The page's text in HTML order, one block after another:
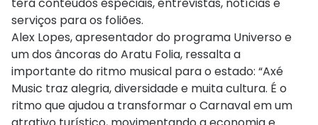
terá conteúdos especiais, entrevistas, notícias e
serviços para os foliões.
Alex Lopes, apresentador do programa Universo e
um dos âncoras do Aratu Folia, ressalta a
importante do ritmo musical para o estado: “Axé
Music traz alegria, diversidade e muita cultura. É o
ritmo que ajudou a transformar o Carnaval em um